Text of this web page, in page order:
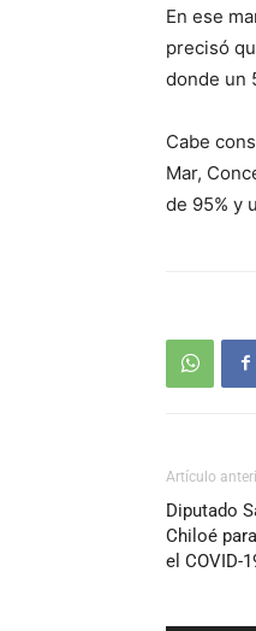
En ese
precisó
donde un
Cabe
Mar,
de 95% y
Artículo
Diputado
Chiloé
el COVID-